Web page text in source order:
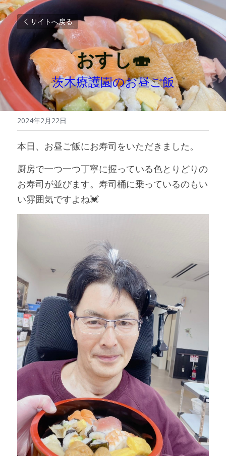
サイトへ戻る
おすし🍣
茨木療護園のお昼ご飯
2024年2月22日
本日、お昼ご飯にお寿司をいただきました。
厨房で一つ一つ丁寧に握っている色とりどりの
お寿司が並びます。寿司桶に乗っているのもい
い雰囲気ですよね💓